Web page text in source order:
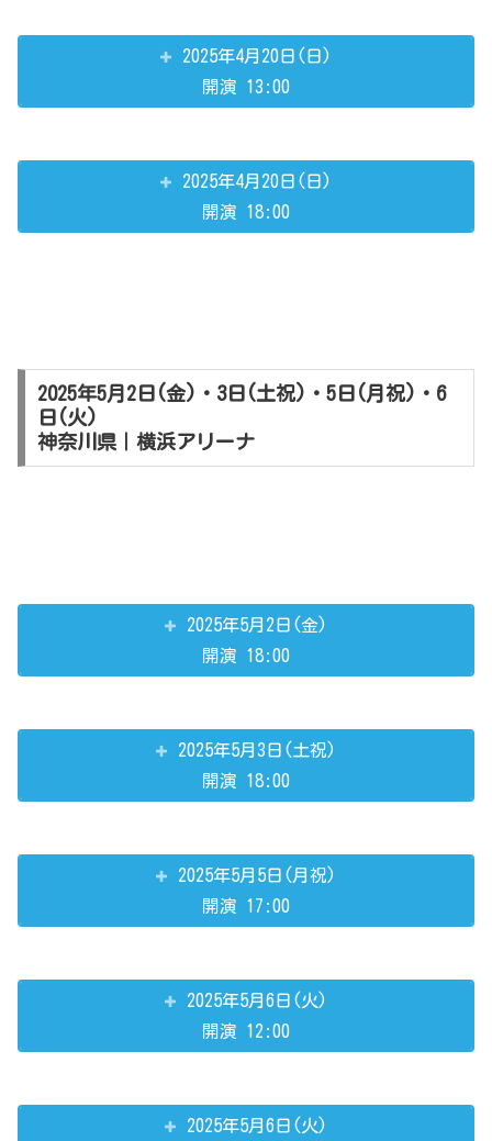
2025年4月20日(日)
開演 13:00
2025年4月20日(日)
開演 18:00
2025年5月2日(金)・3日(土祝)・5日(月祝)・6
日(火)
神奈川県｜横浜アリーナ
2025年5月2日(金)
開演 18:00
2025年5月3日(土祝)
開演 18:00
2025年5月5日(月祝)
開演 17:00
2025年5月6日(火)
開演 12:00
2025年5月6日(火)